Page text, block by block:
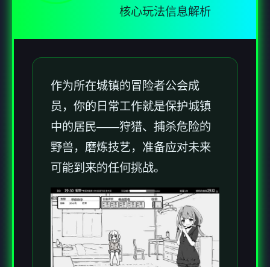
核心玩法信息解析
作为所在城镇的冒险者公会成
员，你的日常工作就是保护城镇
中的居民——狩猎、捕杀危险的
野兽，磨炼技艺，准备应对未来
可能到来的任何挑战。